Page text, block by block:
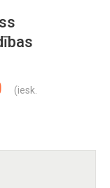
Current
€55,00.
(iesk.